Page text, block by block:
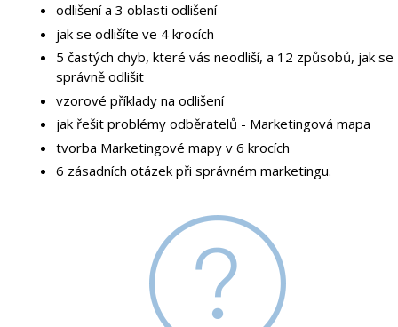
odlišení a 3 oblasti odlišení
jak se odlišíte ve 4 krocích
5 častých chyb, které vás neodliší, a 12 způsobů, jak se
správně odlišit
vzorové příklady na odlišení
jak řešit problémy odběratelů - Marketingová mapa
tvorba Marketingové mapy v 6 krocích
6 zásadních otázek při správném marketingu.